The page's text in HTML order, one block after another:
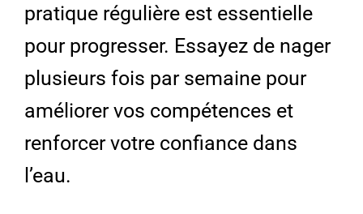
pratique régulière est essentielle
pour progresser. Essayez de nager
plusieurs fois par semaine pour
améliorer vos compétences et
renforcer votre confiance dans
l’eau.